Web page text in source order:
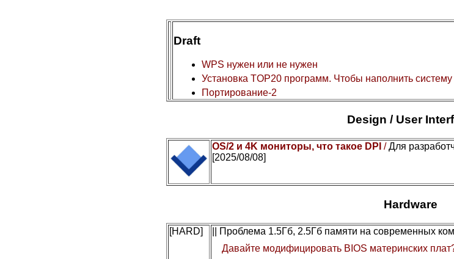
Draft
WPS нужен или не нужен
Установка TOP20 программ. Чтобы наполнить
Портирование-2
Design / User
OS/2 и 4K мониторы, что такое DPI /Для
[2025/08/08]
Hardware
[HARD]
|| Проблема 1.5Гб, 2.5Гб памяти на современных
Давайте модифицировать BIOS материнских